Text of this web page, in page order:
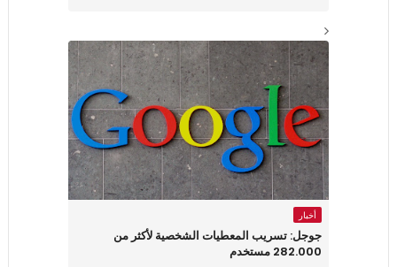
أخبار
جوجل: تسريب المعطيات الشخصية لأكثر من
282.000 مستخدم